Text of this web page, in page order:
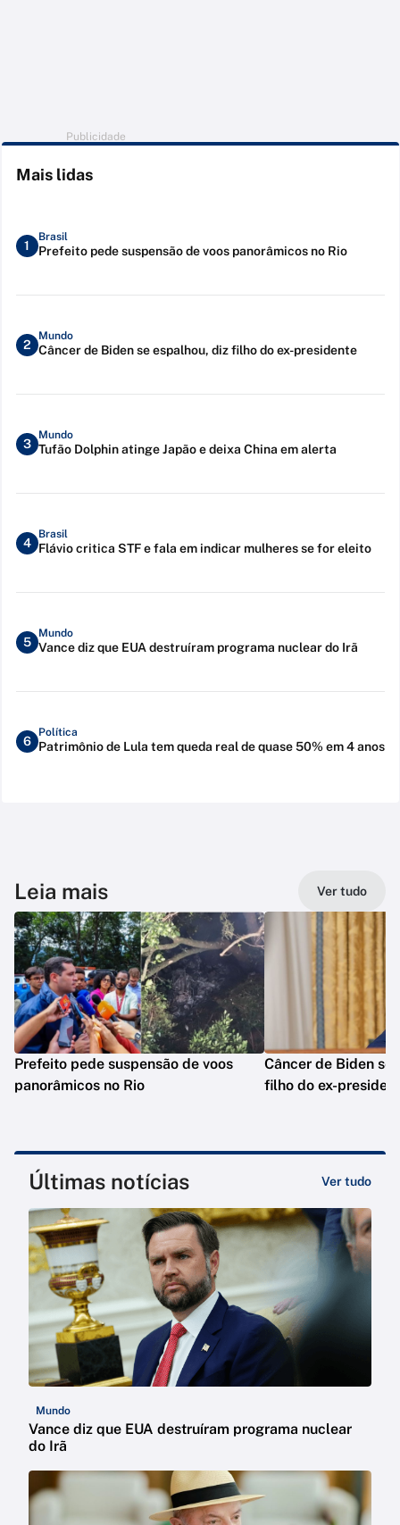
Publicidade
Mais lidas
1
Brasil
Prefeito pede suspensão de voos panorâmicos no Rio
2
Mundo
Câncer de Biden se espalhou, diz filho do ex-presidente
3
Mundo
Tufão Dolphin atinge Japão e deixa China em alerta
4
Brasil
Flávio critica STF e fala em indicar mulheres se for eleito
5
Mundo
Vance diz que EUA destruíram programa nuclear do Irã
6
Política
Patrimônio de Lula tem queda real de quase 50% em 4 anos
Leia mais Ver tudo
Prefeito pede suspensão de voos
panorâmicos no Rio
Câncer de Biden se
filho do ex-
Últimas notícias Ver tudo
Mundo
Vance diz que EUA destruíram programa nuclear
do Irã